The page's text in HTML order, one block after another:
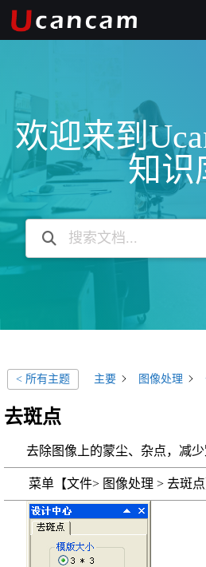
欢迎来到
知识
< 所有主题 主要 图像处理
去斑点
去除图像上的蒙尘、杂点，减少
菜单【文件> 图像处理 > 去斑点